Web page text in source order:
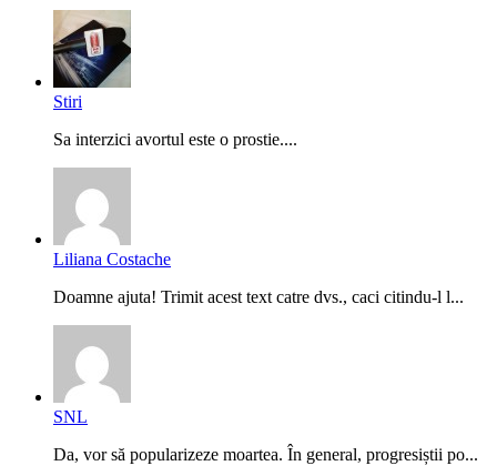
Stiri
Sa interzici avortul este o prostie....
Liliana Costache
Doamne ajuta! Trimit acest text catre dvs., caci citindu-l l...
SNL
Da, vor să popularizeze moartea. În general, progresiștii po...